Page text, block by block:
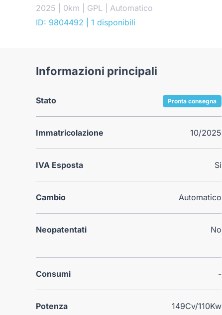
2025 | 0km | GPL | Automatico
ID: 9804492
| 1 disponibili
Informazioni principali
Stato Pronta consegna
Immatricolazione 10/2025
IVA Esposta Si
Cambio Automatico
Neopatentati No
Consumi -
Potenza 149Cv/110Kw